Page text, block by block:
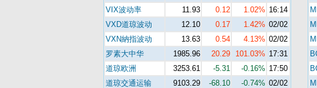
VIX波动率
11.93 0.12 1.02% 16:14
VXD道琼波动
12.10 0.17 1.42% 02/02
VXN納指波动
13.63 0.54 4.13% 02/02
罗素大中华
1985.96 20.29 101.03% 17:31
道琼欧洲
3253.61 -5.31 -0.16% 17:50
道琼交通运输
9103.29 -68.10 -0.74% 02/02